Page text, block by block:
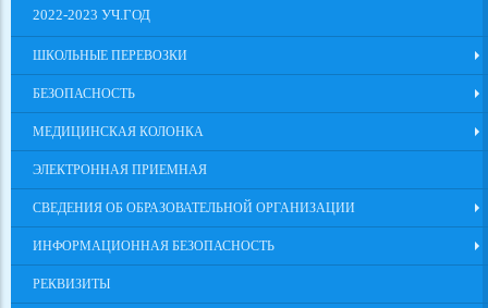
2022-2023 УЧ.ГОД
ШКОЛЬНЫЕ ПЕРЕВОЗКИ
БЕЗОПАСНОСТЬ
МЕДИЦИНСКАЯ КОЛОНКА
ЭЛЕКТРОННАЯ ПРИЕМНАЯ
СВЕДЕНИЯ ОБ ОБРАЗОВАТЕЛЬНОЙ ОРГАНИЗАЦИИ
ИНФОРМАЦИОННАЯ БЕЗОПАСНОСТЬ
РЕКВИЗИТЫ